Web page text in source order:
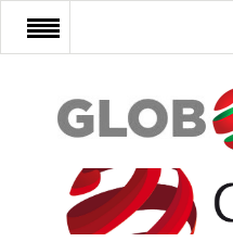
FŐOLDAL
AFRIKA